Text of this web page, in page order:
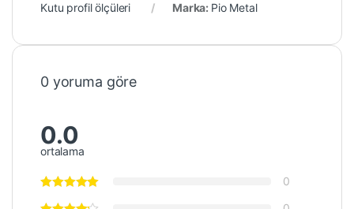
Kutu profil ölçüleri
Marka: Pio Metal
0 yoruma göre
0.0
ortalama
0